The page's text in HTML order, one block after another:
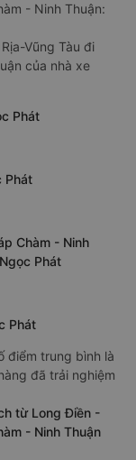
- Ninh Thuận:
Vũng Tàu đi
của nhà xe
Phát
Phát
Chàm - Ninh
Phát
Phát
điểm trung bình là
đã trải nghiệm
từ Long Điền -
- Ninh Thuận